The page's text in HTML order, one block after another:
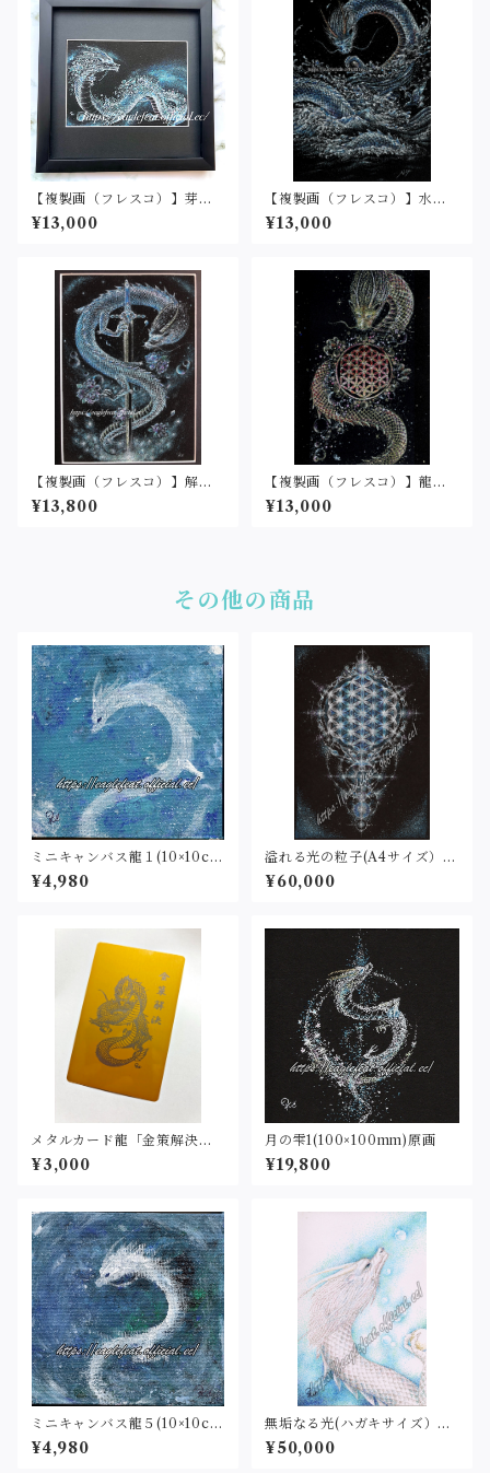
【複製画（フレスコ）】芽吹
く(２L判サイズ)
¥13,000
【複製画（フレスコ）】水龍
２（2L判サイズ）
¥13,000
【複製画（フレスコ）】解放
(２L判サイズ)
¥13,800
【複製画（フレスコ）】龍と
フラワーオブライフ（2L判サ
イズ）
¥13,000
その他の商品
ミニキャンバス龍１(10×10c
m)原画
¥4,980
溢れる光の粒子(A4サイズ）原
画
¥60,000
メタルカード龍「金策解決」
（名刺サイズ・レーザー刻
印）
¥3,000
月の雫1(100×100mm)原画
¥19,800
ミニキャンバス龍５(10×10c
m)原画
¥4,980
無垢なる光(ハガキサイズ）原
画
¥50,000